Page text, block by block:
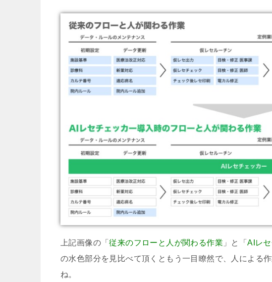
上記画像の「従来のフローと人が関わる作業 」と「AIレ
の水色部分を見比べて頂くともう一目瞭然で、人による
ね。